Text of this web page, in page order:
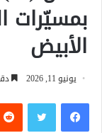
بمسيّرات
الأبيض
يونيو 11, 2026
فيسبوكتويتر